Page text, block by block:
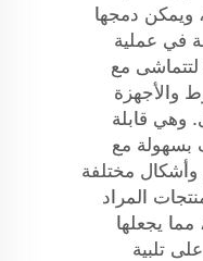
ويمكن دمجها
في عملية
لتتماشى مع
والأجهزة
وهي قابلة
بسهولة مع
وأشكال مختلفة
المراد
مما يجعلها
تلبية